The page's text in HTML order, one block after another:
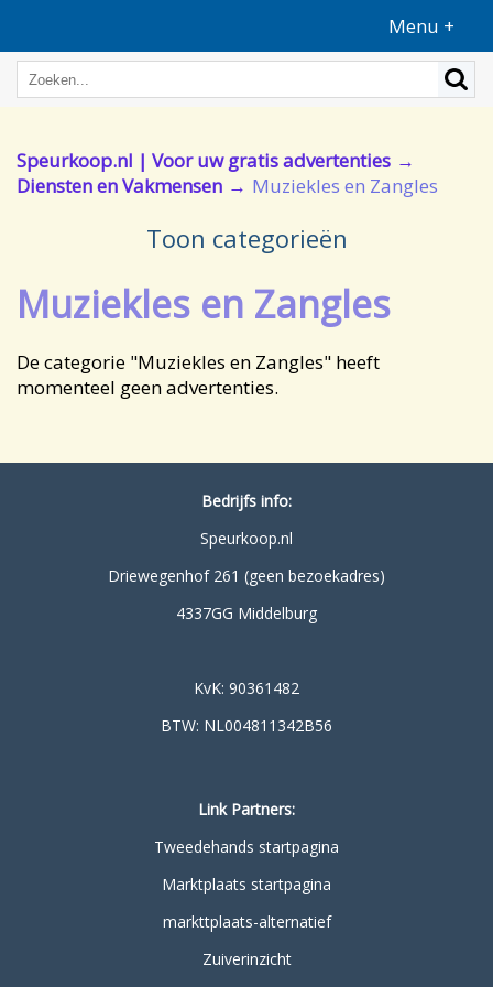
Menu +
Speurkoop.nl | Voor uw gratis advertenties
Diensten en Vakmensen
Muziekles en Zangles
Toon categorieën
Muziekles en Zangles
De categorie "Muziekles en Zangles" heeft
momenteel geen advertenties.
Bedrijfs info:
Speurkoop.nl
Driewegenhof 261 (geen bezoekadres)
4337GG Middelburg
KvK: 90361482
BTW: NL004811342B56
Link Partners:
Tweedehands startpagina
Marktplaats startpagina
markttplaats-alternatief
Zuiverinzicht